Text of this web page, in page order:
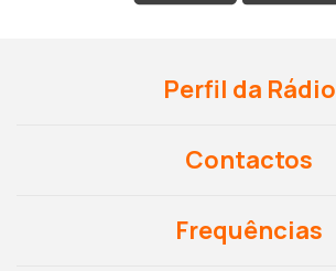
Perfil da Rádio
Contactos
Frequências